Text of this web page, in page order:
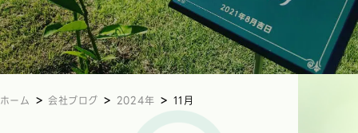
ホーム > 会社ブログ > 2024年 > 11月